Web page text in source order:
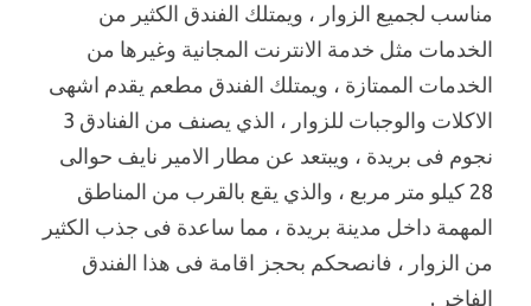
مناسب لجميع الزوار ، ويمتلك الفندق الكثير من
الخدمات مثل خدمة الانترنت المجانية وغيرها من
الخدمات الممتازة ، ويمتلك الفندق مطعم يقدم اشهى
الاكلات والوجبات للزوار ، الذي يصنف من الفنادق 3
نجوم فى بريدة ، ويبتعد عن مطار الامير نايف حوالى
28 كيلو متر مربع ، والذي يقع بالقرب من المناطق
المهمة داخل مدينة بريدة ، مما ساعدة فى جذب الكثير
من الزوار ، فانصحكم بحجز اقامة فى هذا الفندق
الفاخر .